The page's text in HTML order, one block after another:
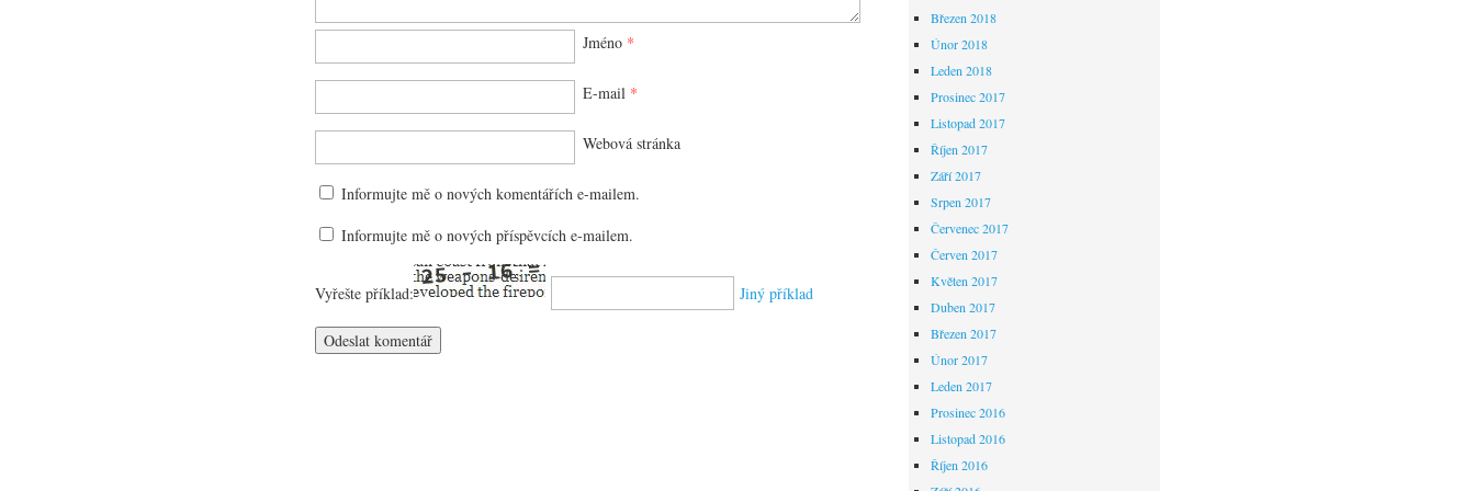
Jméno *
E-mail *
Webová stránka
Informujte mě o nových komentářích e-mailem.
Informujte mě o nových příspěvcích e-mailem.
Vyřešte příklad: Jiný příklad
Březen 2018
Únor 2018
Leden 2018
Prosinec 2017
Listopad 2017
Říjen 2017
Září 2017
Srpen 2017
Červenec 2017
Červen 2017
Květen 2017
Duben 2017
Březen 2017
Únor 2017
Leden 2017
Prosinec 2016
Listopad 2016
Říjen 2016